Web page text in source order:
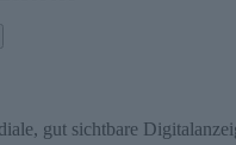
gut sichtbare